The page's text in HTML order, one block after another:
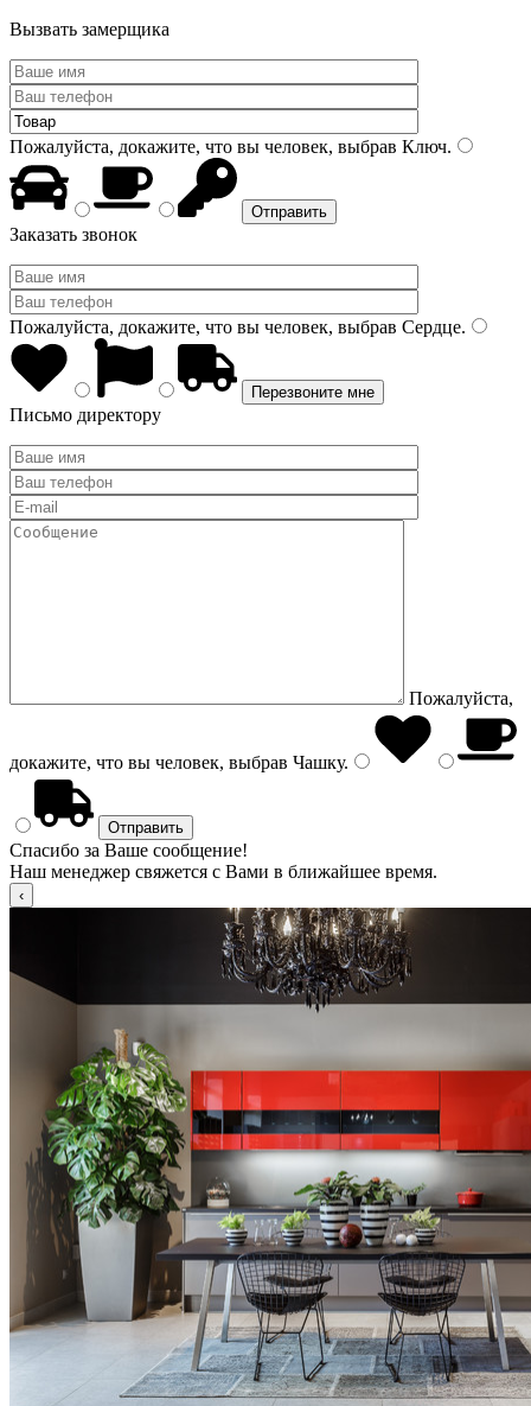
Вызвать замерщика
Пожалуйста, докажите, что вы человек, выбрав Ключ.
Заказать звонок
Пожалуйста, докажите, что вы человек, выбрав Сердце.
Письмо директору
Пожалуйста,
докажите, что вы человек, выбрав Чашку.
Спасибо за Ваше сообщение!
Наш менеджер свяжется с Вами в ближайшее время.